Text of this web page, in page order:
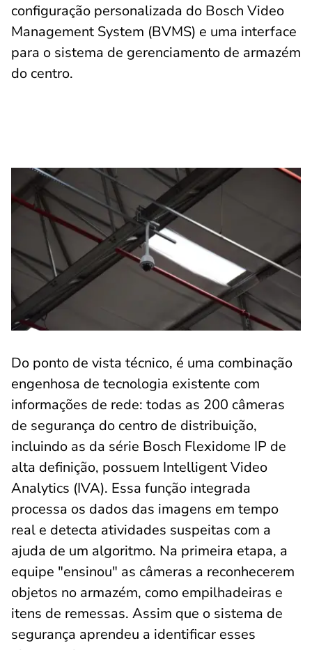
configuração personalizada do Bosch Video
Management System (BVMS) e uma interface
para o sistema de gerenciamento de armazém
do centro.
Do ponto de vista técnico, é uma combinação
engenhosa de tecnologia existente com
informações de rede: todas as 200 câmeras
de segurança do centro de distribuição,
incluindo as da série Bosch Flexidome IP de
alta definição, possuem Intelligent Video
Analytics (IVA). Essa função integrada
processa os dados das imagens em tempo
real e detecta atividades suspeitas com a
ajuda de um algoritmo. Na primeira etapa, a
equipe "ensinou" as câmeras a reconhecerem
objetos no armazém, como empilhadeiras e
itens de remessas. Assim que o sistema de
segurança aprendeu a identificar esses